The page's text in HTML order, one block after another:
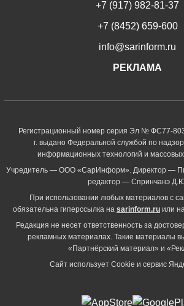
+7 (917) 982-81-37
+7 (8452) 659-600
info@sarinform.ru
РЕКЛАМА
Регистрационный номер серия Эл № ФС77-
г. выдано Федеральной службой по
информационных технологий и массовых
Учредитель — ООО «СарИнформ». Директор —
редактор — Спринчанэ
При использовании любых материалов с
обязательна гиперссылка на sarinform.ru или
Редакция не несет ответственность за
рекламных материалах. Такие материалы
«Партнёрский материал» и
Сайт использует Cookie и сервиc